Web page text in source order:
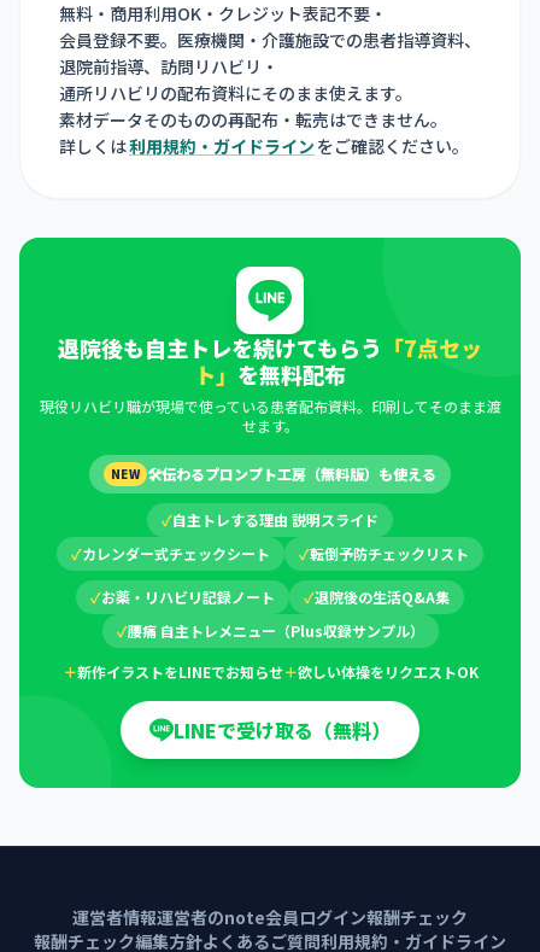
無料・商用利用OK・クレジット表記不要・
会員登録不要。医療機関・介護施設での患者指導資料、
退院前指導、訪問リハビリ・
通所リハビリの配布資料にそのまま使えます。
素材データそのものの再配布・転売はできません。
詳しくは利用規約・ガイドライン をご確認ください。
退院後も自主トレを続けてもらう 「7点セッ
ト」 を無料配布
現役リハビリ職が現場で使っている患者配布資料。印刷してそのまま渡
せます。
NEW 🛠伝わるプロンプト工房（無料版）も使える
✓自主トレする理由 説明スライド
✓カレンダー式チェックシート ✓転倒予防チェックリスト
✓お薬・リハビリ記録ノート ✓退院後の生活Q&A集
✓腰痛 自主トレメニュー（Plus収録サンプル）
＋新作イラストをLINEでお知らせ＋欲しい体操をリクエストOK
LINEで受け取る（無料）
運営者情報運営者のnote会員ログイン報酬チェック
報酬チェック編集方針よくあるご質問利用規約・ガイドライン